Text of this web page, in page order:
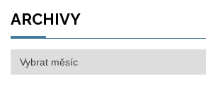
ARCHIVY
Archivy